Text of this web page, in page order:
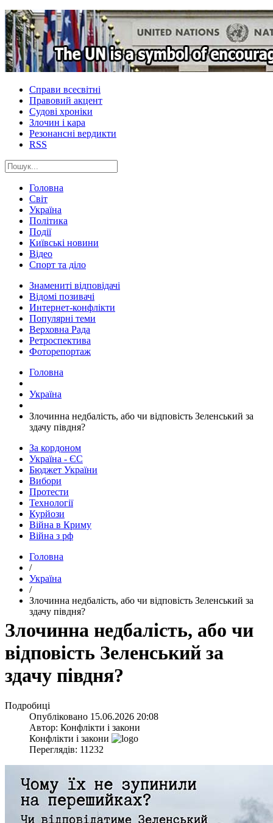
Справи всесвітні
Правовий акцент
Судові хроніки
Злочин і кара
Резонансні вердикти
RSS
Головна
Світ
Україна
Політика
Події
Київські новини
Відео
Спорт та діло
Знамениті відповідачі
Відомі позивачі
Интернет-конфлікти
Популярні теми
Верховна Рада
Ретроспектива
Фоторепортаж
Головна
Україна
​Злочинна недбалість, або чи відповість Зеленський за
здачу півдня?
За кордоном
Україна - ЄС
Бюджет України
Вибори
Протести
Технології
Курйози
Війна в Криму
Війна з рф
Головна
/
Україна
/
​Злочинна недбалість, або чи відповість Зеленський за
здачу півдня?
​Злочинна недбалість, або чи
відповість Зеленський за
здачу півдня?
Подробиці
Опубліковано 15.06.2026 20:08
Автор: Конфлікти і закони
Конфлікти і закони
Переглядів: 11232